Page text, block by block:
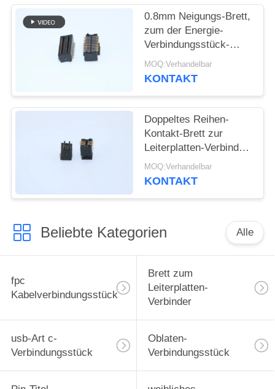
0.8mm Neigungs-Brett,
zum der Energie-
Verbindungsstück-
weiblichen Art 5001-
BTB0830-20F zu
MOQ:Verhandelbar
KONTAKT
Doppeltes Reihen-
Kontakt-Brett zur
Leiterplatten-Verbinder-
männlichen Art
Neigung 4.0mm 5001-
MOQ:Verhandelbar
KONTAKT
Beliebte Kategorien Alle
fpc
Kabelverbindungsstück
Brett zum
Leiterplatten-
Verbinder
usb-Art c-
Verbindungsstück
Oblaten-
Verbindungsstück